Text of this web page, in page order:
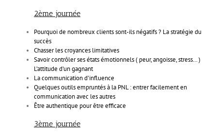
2ème journée
Pourquoi de nombreux clients sont-ils négatifs ? La stratégie du
succès
Chasser les croyances limitatives
Savoir contrôler ses états émotionnels ( peur, angoisse, stress… )
L’attitude d’un gagnant
La communication d’influence
Quelques outils empruntés à la PNL : entrer facilement en
communication avec les autres
Être authentique pour être efficace
3ème journée